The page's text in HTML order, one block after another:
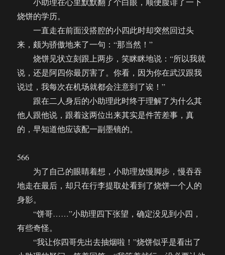
烧饼的学历。
一直走在前面没搭腔的小四此时却突然回过头
来，颇为骄傲地来了一句：“那当然！”
烧饼见状立刻跟上两步，笑眯眯地说：“所以我就
说，还是阿四你最厉害了。你看，因为你在武汉跟我
说过，我每次在机场就都会注意到了诶！”
跟在二人身后的小助理此时终于理解了为什么其
他人跟他说，跟着这两位出来其实是件苦差事，真
的，早知道他应该配一副墨镜的。
566
为了自己的眼睛着想，小助理放慢脚步，慢吞吞
地走在最后，却只在行李提取处看到了烧饼一个人的
身影。
“饼哥……”小助理四下张望，确定没见到小四，
有些奇怪。
“我让你四哥先出去抽烟啦！”烧饼似乎是看出了